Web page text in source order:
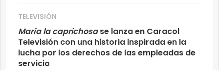
TELEVISIÓN
María la caprichosase lanza en Caracol
Televisión con una historia inspirada en la
lucha por los derechos de las empleadas de
servicio